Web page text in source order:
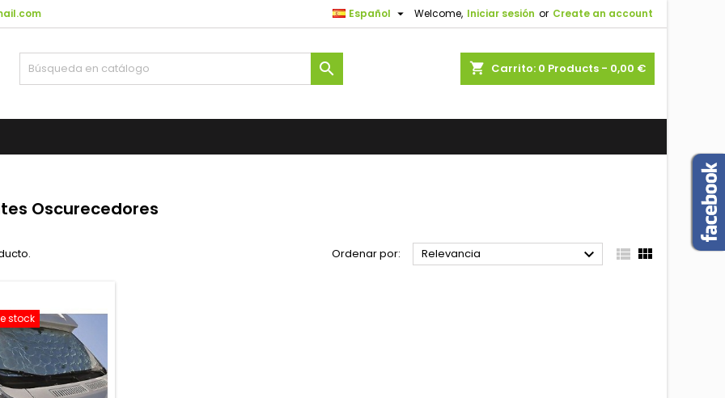
Welcome, Iniciar sesión or Create an account
Español 
shopping_cart Carrito: 0 Products - 0,00 €

Oscurecedores
Ordenar por: Relevancia   
stock